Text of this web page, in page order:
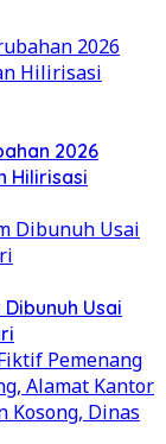
2026
Hilirisasi
Usai